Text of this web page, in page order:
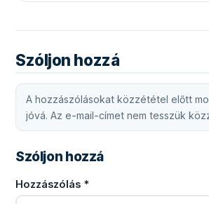
Szóljon hozzá
A hozzászólásokat közzététel előtt
jóvá. Az e-mail-címet nem tesszük
Szóljon hozzá
Hozzászólás *